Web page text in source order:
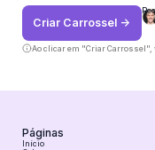
Criar Carrossel ->
Ao clicar em "Criar Carrossel",
Páginas
Início